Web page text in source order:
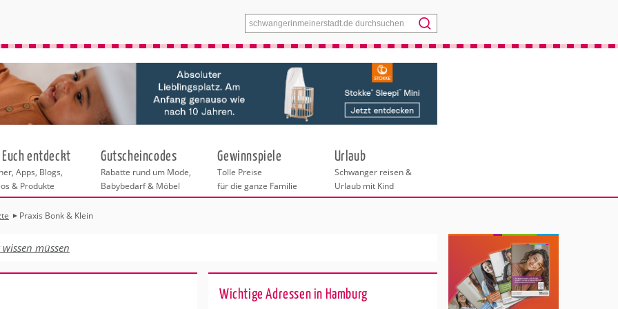
Menü
München
Euch entdeckt
Apps, Blogs,
& Produkte
Gutscheincodes
Rabatte rund um Mode,
Babybedarf & Möbel
Gewinnspiele
Tolle Preise
für die ganze Familie
Urlaub
Schwanger reisen &
Urlaub mit Kind
Praxis Bonk & Klein
müssen
Wichtige Adressen in Hamburg